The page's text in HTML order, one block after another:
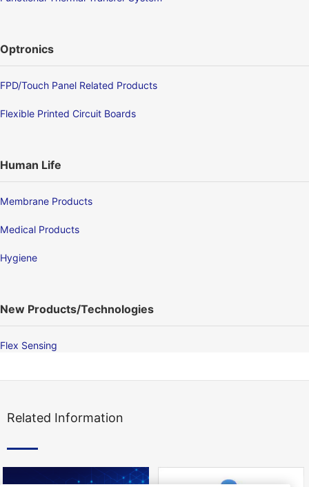
Optronics
FPD/Touch Panel Related Products
Flexible Printed Circuit Boards
Human Life
Membrane Products
Medical Products
Hygiene
New Products/Technologies
Flex Sensing
Related Information